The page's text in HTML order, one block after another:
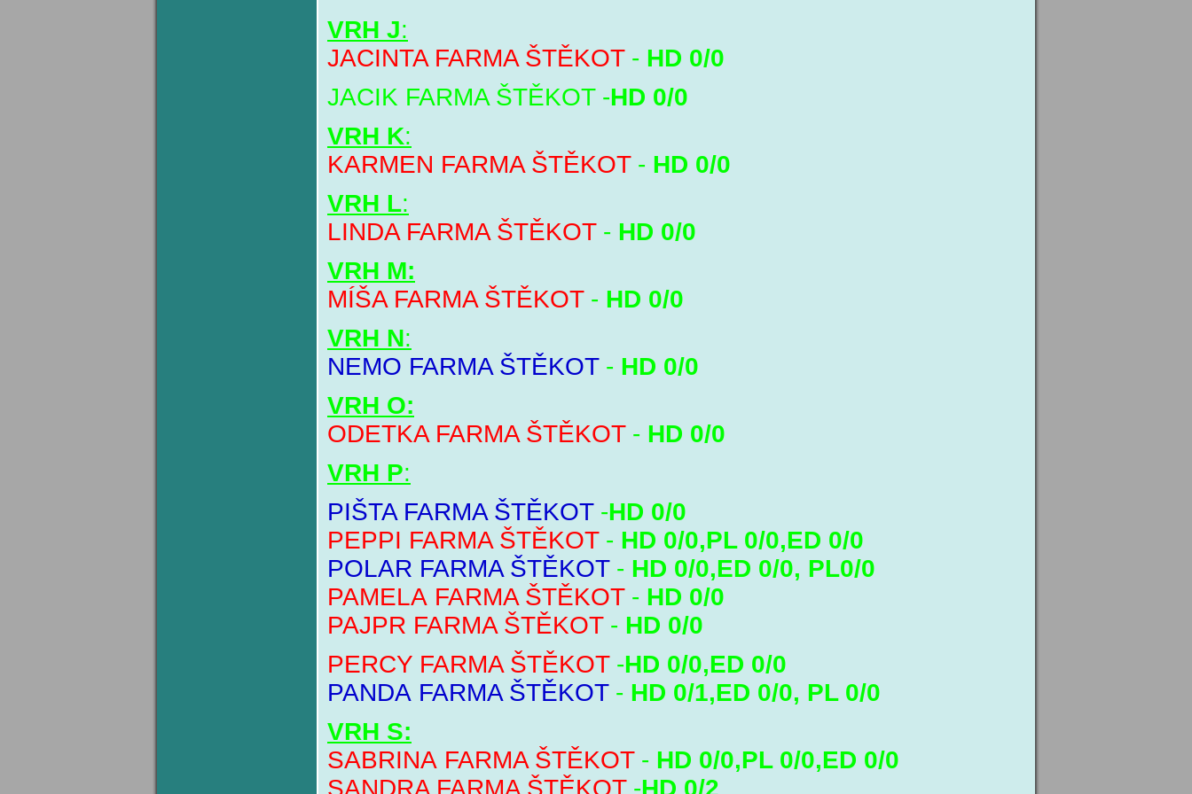
VRH J:
JACINTA FARMA ŠTĚKOT- HD 0/0
JACIK FARMA ŠTĚKOT -HD 0/0
VRH K:
KARMEN FARMA ŠTĚKOT- HD 0/0
VRH L:
LINDA FARMA ŠTĚKOT- HD 0/0
VRH M:
MÍŠA FARMA ŠTĚKOT- HD 0/0
VRH N:
NEMO FARMA ŠTĚKOT- HD 0/0
VRH O:
ODETKA FARMA ŠTĚKOT- HD 0/0
VRH P:
PIŠTA FARMA ŠTĚKOT-HD 0/0
PEPPI FARMA ŠTĚKOT- HD 0/0,PL 0/0,ED 0/0
POLAR FARMA ŠTĚKOT- HD 0/0,ED 0/0, PL0/0
PAMELA FARMA ŠTĚKOT- HD 0/0
PAJPR FARMA ŠTĚKOT- HD 0/0
PERCY FARMA ŠTĚKOT-HD 0/0,ED 0/0
PANDA FARMA ŠTĚKOT- HD 0/1,ED 0/0, PL 0/0
VRH S:
SABRINA FARMA ŠTĚKOT - HD 0/0,PL 0/0,ED 0/0
SANDRA FARMA ŠTĚKOT-HD 0/2